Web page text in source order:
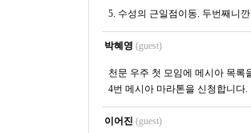
5. 수성의 근일점이동. 두번째니
박혜영 (guest)
천문 우주 첫 모임에 메시아 목록
4번 메시아 마라톤을 신청합니다.
이어진 (guest)